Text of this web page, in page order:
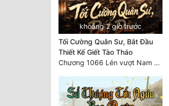
khoảng 2 giờ trước
Tối Cường Quân Sư, Bắt Đầu
Thiết Kế Giết Tào Tháo
Chương 1066 Lén vượt Nam Bì, đánh thẳng Nghiệp Thành (2/2)